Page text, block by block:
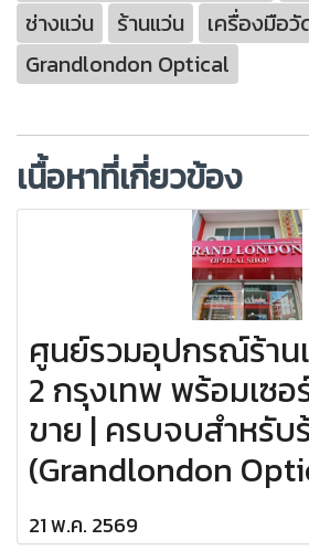
ช่างแว่น
ร้านแว่น
เครื่องมือ
Grandlondon Optical
เนื้อหาที่เกี่ยวข้อง
ศูนย์รวมอุปกรณ์ร้าน
2 กรุงเทพ พร้อมเซ
ขาย | ครบจบสำหรับ
(Grandlondon
21 พ.ค. 2569